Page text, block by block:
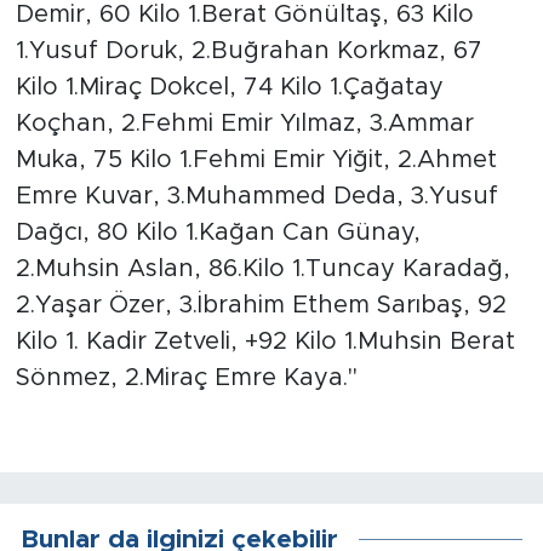
Demir, 60 Kilo 1.Berat Gönültaş, 63 Kilo
1.Yusuf Doruk, 2.Buğrahan Korkmaz, 67
Kilo 1.Miraç Dokcel, 74 Kilo 1.Çağatay
Koçhan, 2.Fehmi Emir Yılmaz, 3.Ammar
Muka, 75 Kilo 1.Fehmi Emir Yiğit, 2.Ahmet
Emre Kuvar, 3.Muhammed Deda, 3.Yusuf
Dağcı, 80 Kilo 1.Kağan Can Günay,
2.Muhsin Aslan, 86.Kilo 1.Tuncay Karadağ,
2.Yaşar Özer, 3.İbrahim Ethem Sarıbaş, 92
Kilo 1. Kadir Zetveli, +92 Kilo 1.Muhsin Berat
Sönmez, 2.Miraç Emre Kaya."
Bunlar da ilginizi çekebilir
Darende
Doğanşehir
Hekimhan
Pütürge
Magazin